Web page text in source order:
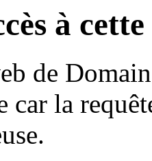
à
de
car la